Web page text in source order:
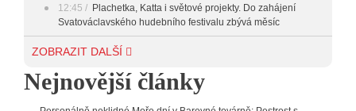
12:45
Plachetka, Katta i světové projekty. Do zahájení
Svatováclavského hudebního festivalu zbývá měsíc
29.07.2026
listopadu v klubu Barrák
VIDEO
10:33
Úsměvné historky ze života ostravské kapely
ZOBRAZIT DALŠÍ
Nejnovější články